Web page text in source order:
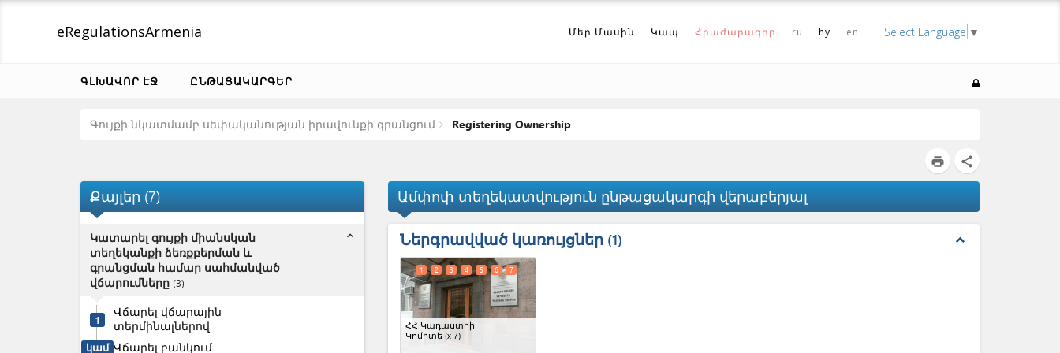
eRegulationsArmenia Մեր Մասին Կապ Հրաժարագիր ru hy en Select Language ▼
ԳԼԽԱՎՈՐ ԷՋ ԸՆԹԱՑԱԿԱՐԳԵՐ
Գույքի նկատմամբ սեփականության իրավունքի գրանցում Registering Ownership
print share
Քայլեր (7)
Կատարել գույքի միանսկան
տեղեկանքի ձեռքբերման և
գրանցման համար սահմանված
վճարումները (3)
expand_less
1
Վճարել վճարային
տերմինալներով
կամ Վճարել բանկում
Ամփոփ տեղեկատվություն ընթացակարգի վերաբերյալ
Ներգրավված կառույցներ 1 expand_less
ՀՀ Կադաստրի
Կոմիտե (x 7)
1 2 3 4 5 6 7